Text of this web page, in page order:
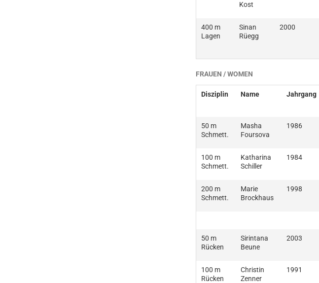
Kost
400 m
Lagen
Sinan
Rüegg
2000
FRAUEN / WOMEN
Disziplin Name Jahrgang
50 m
Schmett.
Masha
Foursova
1986
100 m
Schmett.
Katharina
Schiller
1984
200 m
Schmett.
Marie
Brockhaus
1998
50 m
Rücken
Sirintana
Beune
2003
100 m
Rücken
Christin
Zenner
1991